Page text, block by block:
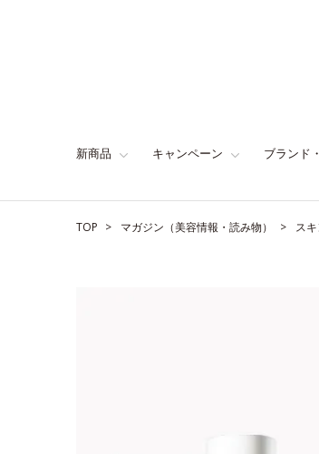
新商品 キャンペーン ブランド
TOP マガジン（美容情報・読み物） ス